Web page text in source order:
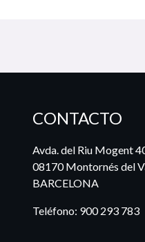
CONTACTO
Avda. del Riu Mogent
08170 Montornés del
BARCELONA
Teléfono: 900 293 783